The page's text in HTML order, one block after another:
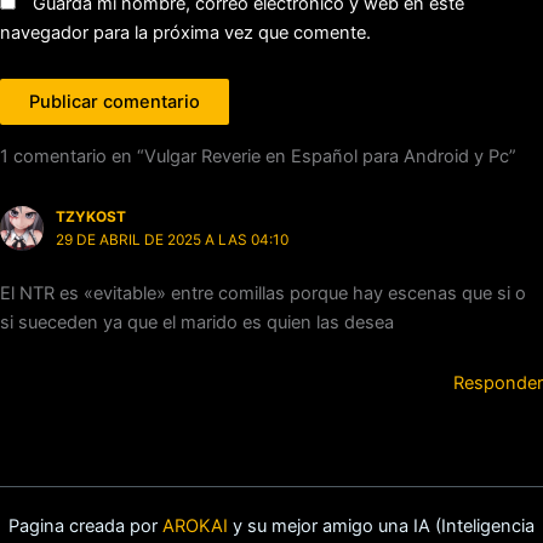
navegador para la próxima vez que comente.
1 comentario en “Vulgar Reverie en Español para Android y Pc”
TZYKOST
29 DE ABRIL DE 2025 A LAS 04:10
El NTR es «evitable» entre comillas porque hay escenas que si o
si sueceden ya que el marido es quien las desea
Responder
Pagina creada por AROKAI y su mejor amigo una IA (Inteligencia